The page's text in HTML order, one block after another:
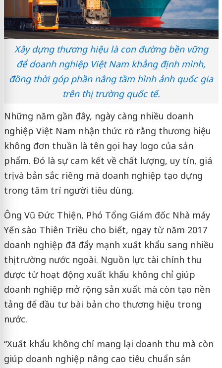
Xây dựng thương hiệu là con đường bền vững
để doanh nghiệp Việt Nam khẳng định mình,
đồng thời góp phần nâng tầm hình ảnh quốc gia
trên thị trường quốc tế.
Những năm gần đây, ngày càng nhiều doanh
nghiệp Việt Nam nhận thức rõ rằng thương hiệu
không đơn thuần là tên gọi hay logo của sản
phẩm. Đó là sự cam kết về chất lượng, uy tín, giá
trị và bản sắc riêng mà doanh nghiệp tạo dựng
trong tâm trí người tiêu dùng.
Ông Vũ Đức Thiện, Phó Tổng Giám đốc Nhà máy
Yến sào Thiên Triều cho biết, ngay từ năm 2017
doanh nghiệp đã đẩy mạnh xuất khẩu sang nhiều
thị trường nước ngoài. Nguồn lực tài chính thu
được từ hoạt động xuất khẩu không chỉ giúp
doanh nghiệp mở rộng sản xuất mà còn tạo nền
tảng để đầu tư bài bản cho thương hiệu trong
nước.
“Xuất khẩu không chỉ mang lại doanh thu mà còn
giúp doanh nghiệp nâng cao tiêu chuẩn sản